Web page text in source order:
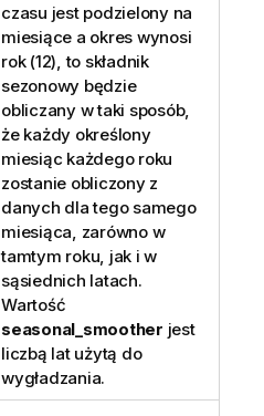
czasu jest podzielony na
miesiące a okres wynosi
rok (12), to składnik
sezonowy będzie
obliczany w taki sposób,
że każdy określony
miesiąc każdego roku
zostanie obliczony z
danych dla tego samego
miesiąca, zarówno w
tamtym roku, jak i w
sąsiednich latach.
Wartość
seasonal_smoother jest
liczbą lat użytą do
wygładzania.